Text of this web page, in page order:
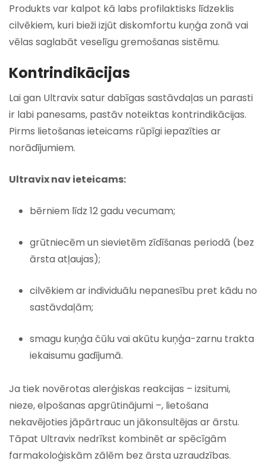
Produkts var kalpot kā labs profilaktisks līdzeklis
cilvēkiem, kuri bieži izjūt diskomfortu kuņģa zonā vai
vēlas saglabāt veselīgu gremošanas sistēmu.
Kontrindikācijas
Lai gan Ultravix satur dabīgas sastāvdaļas un parasti
ir labi panesams, pastāv noteiktas kontrindikācijas.
Pirms lietošanas ieteicams rūpīgi iepazīties ar
norādījumiem.
Ultravix nav ieteicams:
bērniem līdz 12 gadu vecumam;
grūtniecēm un sievietēm zīdīšanas periodā (bez
ārsta atļaujas);
cilvēkiem ar individuālu nepanesību pret kādu no
sastāvdaļām;
smagu kuņģa čūlu vai akūtu kuņģa-zarnu trakta
iekaisumu gadījumā.
Ja tiek novērotas alerģiskas reakcijas – izsitumi,
nieze, elpošanas apgrūtinājumi –, lietošana
nekavējoties jāpārtrauc un jākonsultējas ar ārstu.
Tāpat Ultravix nedrīkst kombinēt ar spēcīgām
farmakoloģiskām zālēm bez ārsta uzraudzības.